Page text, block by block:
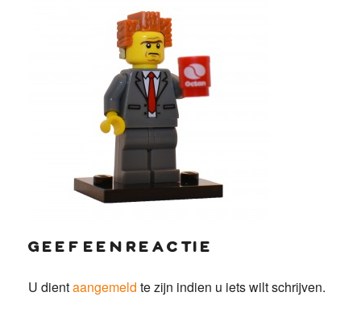
geef een reactie
U dientaangemeld te zijn indien u iets wilt schrijven.